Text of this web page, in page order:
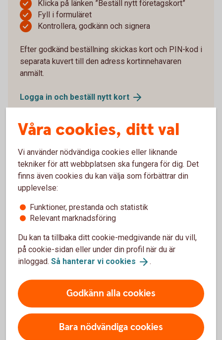
Klicka på länken ”Beställ nytt företagskort”
Fyll i formuläret
Kontrollera, godkänn och signera
Efter godkänd beställning skickas kort och PIN-kod i
separata kuvert till den adress kortinnehavaren
anmält.
Logga in och beställ nytt kort
Aktivera kort
Du som har internetbank aktiverar nya kort i
Logga in och välj “Kort” i huvudmenyn
Välj det kortavtal kortet är kopplat till
Klicka på det kort det gäller. Det står intill kortet
om det behöver aktiveras
Fyll i utgångsdatum och klicka på “Aktivera”
Om du saknar internetbanksavtal eller ska aktivera
ett ersättningskort, gör du det genom en första
transaktion i butik eller i någon av bankomats
Våra cookies, ditt val
Vi använder nödvändiga cookies eller liknande
tekniker för att webbplatsen ska fungera för dig. Det
finns även cookies du kan välja som förbättrar din
upplevelse:
Funktioner, prestanda och statistik
Relevant marknadsföring
Du kan ta tillbaka ditt cookie-medgivande när du vill,
på cookie-sidan eller under din profil när du är
inloggad. Så hanterar vi cookies .
Godkänn alla cookies
Bara nödvändiga cookies